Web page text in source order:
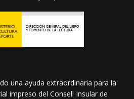
una ayuda extraordinaria para la
impreso del Consell Insular de